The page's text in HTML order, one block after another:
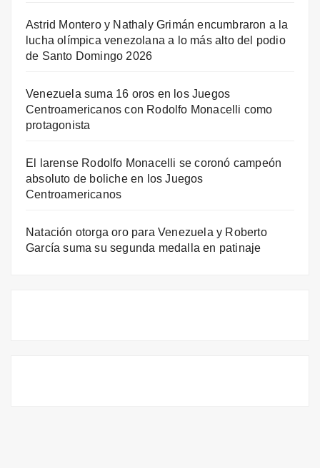
Astrid Montero y Nathaly Grimán encumbraron a la
lucha olímpica venezolana a lo más alto del podio
de Santo Domingo 2026
Venezuela suma 16 oros en los Juegos
Centroamericanos con Rodolfo Monacelli como
protagonista
El larense Rodolfo Monacelli se coronó campeón
absoluto de boliche en los Juegos
Centroamericanos
Natación otorga oro para Venezuela y Roberto
García suma su segunda medalla en patinaje